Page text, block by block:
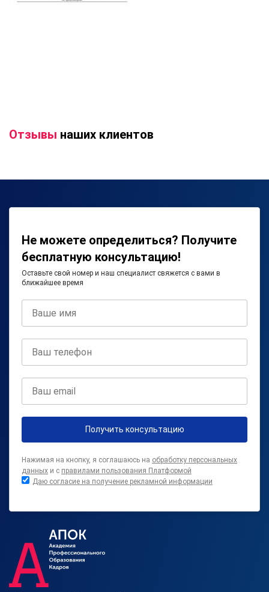
Отзывы наших клиентов
Не можете определиться? Получите
бесплатную консультацию!
Оставьте свой номер и наш специалист свяжется с вами в
ближайшее время
Получить консультацию
Нажимая на кнопку, я соглашаюсь на обработку персональных
данных и с правилами пользования Платформой
Даю согласие на получение рекламной информации